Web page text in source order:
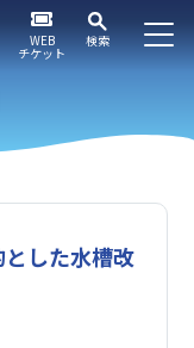
WEB
チケット
検索
した水槽改